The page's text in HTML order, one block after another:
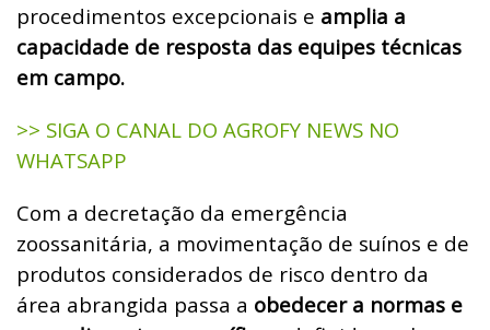
procedimentos excepcionais e amplia a
capacidade de resposta das equipes técnicas
em campo.
>> SIGA O CANAL DO AGROFY NEWS NO
WHATSAPP
Com a decretação da emergência
zoossanitária, a movimentação de suínos e de
produtos considerados de risco dentro da
área abrangida passa a obedecer a normas e